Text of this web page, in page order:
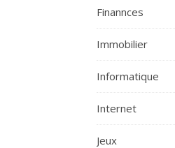
Finannces
Immobilier
Informatique
Internet
Jeux